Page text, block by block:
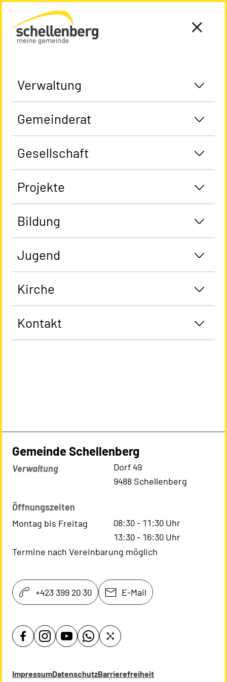
Gemeinde Schellenberg Startseite
Verwaltung
Gemeinderat
Gesellschaft
Projekte
Bildung
Jugend
Kirche
Kontakt
Gemeinde Schellenberg
Verwaltung
Dorf 49
9488 Schellenberg
Öffnungszeiten
Montag bis Freitag
08:30- 11:30 Uhr
13:30- 16:30 Uhr
Termine nach Vereinbarung möglich
+423 399 20 30 E-Mail
ImpressumDatenschutzBarrierefreiheit